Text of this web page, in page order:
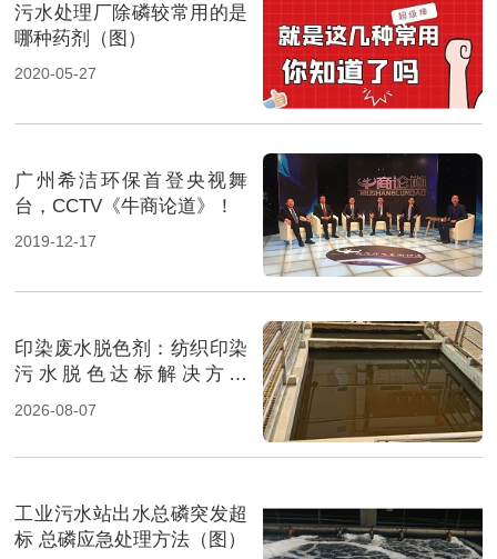
污水处理厂除磷较常用的是
哪种药剂（图）
2020-05-27
广州希洁环保首登央视舞
台，CCTV《牛商论道》！
2019-12-17
印染废水脱色剂：纺织印染
污水脱色达标解决方案
（图）
2026-08-07
工业污水站出水总磷突发超
标 总磷应急处理方法（图）